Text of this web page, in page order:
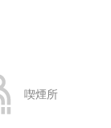
喫煙所